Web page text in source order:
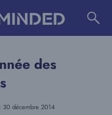
des
30 décembre 2014